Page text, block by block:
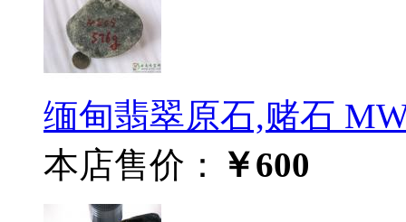
缅甸翡翠原石,赌石
本店售价：
￥600